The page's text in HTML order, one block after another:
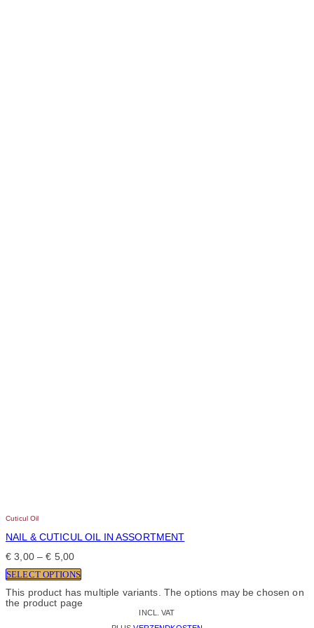
Cuticul Oil
NAIL & CUTICUL OIL IN ASSORTMENT
€ 3,00–€ 5,00
SELECT OPTIONS
This product has multiple variants. The options may be chosen on
the product page
INCL. VAT